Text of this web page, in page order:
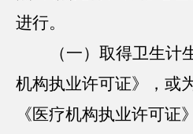
进行。
（一）取得卫生计
机构执业许可证》，或
《医疗机构执业许可证